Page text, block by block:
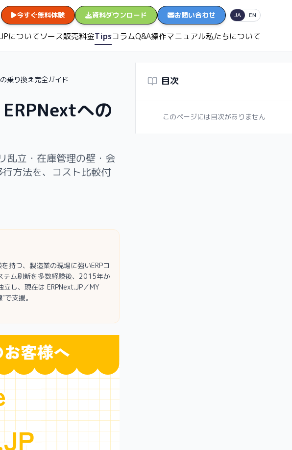
今すぐ無料体験 資料ダウンロード お問い合わせ JA日本語
ENEnglish
についてソース販売料金TipsコラムQ&A操作マニュアル私たちについて
乗り換え完全ガイド
への
乱立・在庫管理の壁・会
方法を、コスト比較付
持つ、製造業の現場に強いERPコ
テム刷新を多数経験後、2015年か
し、現在は ERPNext.JP／MY
支援。
目次
このページには目次がありません